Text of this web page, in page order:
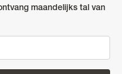
maandelijks tal van